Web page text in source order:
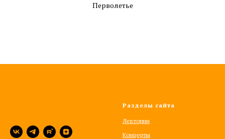
Перволетье
Разделы сайта
Лектории
Концерты